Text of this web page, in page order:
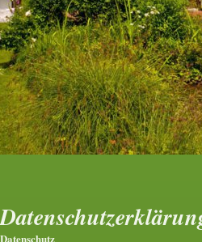
Datenschutz